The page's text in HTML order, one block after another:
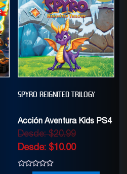
SPYRO REIGNITED TRILOGY
Acción Aventura Kids PS4
Desde:$20.99
Desde: $10.00